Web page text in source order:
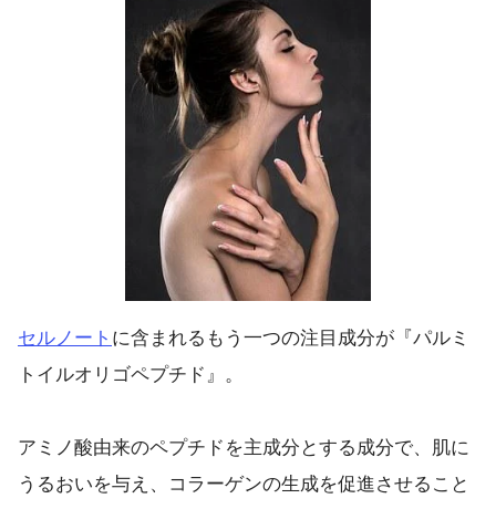
セルノート に含まれるもう一つの注目成分が『パルミ
トイルオリゴペプチド』。
アミノ酸由来のペプチドを主成分とする成分で、肌に
うるおいを与え、コラーゲンの生成を促進させること